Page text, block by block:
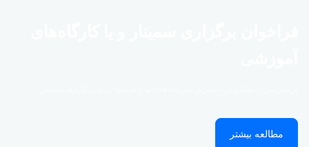
مطالعه بیشتر